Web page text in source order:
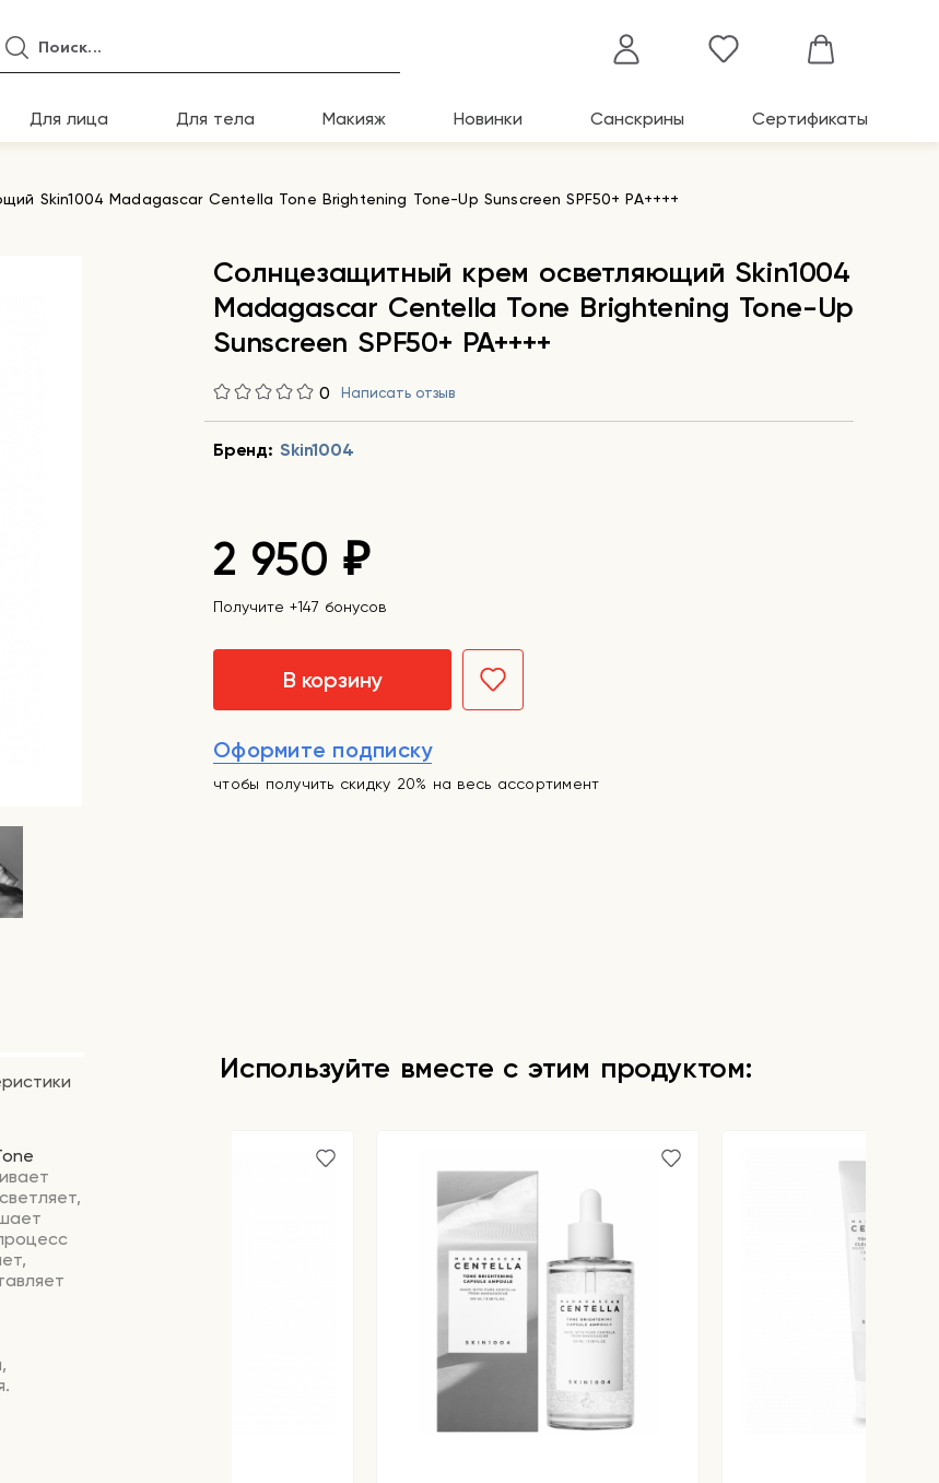
Для лица Для тела Макияж Новинки Санскрины Сертификаты
Skin1004 Madagascar Centella Tone Brightening Tone-Up Sunscreen SPF50+ PA++++
Солнцезащитный крем осветляющий Skin1004
Madagascar Centella Tone Brightening Tone-Up
Sunscreen SPF50+ PA++++
0 Написать отзыв
Бренд: Skin1004
2 950 ₽
Получите +147 бонусов
В корзину
Оформите подписку
чтобы получить скидку 20% на весь ассортимент
Используйте вместе с этим продуктом: